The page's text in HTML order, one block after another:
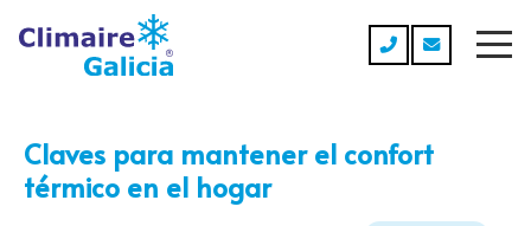
Claves para mantener el confort
térmico en el hogar